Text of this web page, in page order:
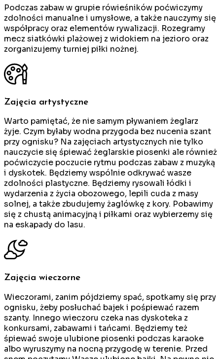
Podczas zabaw w grupie rówieśników poćwiczymy
zdolności manualne i umysłowe, a także nauczymy się
współpracy oraz elementów rywalizacji. Rozegramy
mecz siatkówki plażowej z widokiem na jezioro oraz
zorganizujemy turniej piłki nożnej.
Zajęcia artystyczne
Warto pamiętać, że nie samym pływaniem żeglarz
żyje. Czym byłaby wodna przygoda bez nucenia szant
przy ognisku? Na zajęciach artystycznych nie tylko
nauczycie się śpiewać żeglarskie piosenki ale również
poćwiczycie poczucie rytmu podczas zabaw z muzyką
i dyskotek. Będziemy wspólnie odkrywać wasze
zdolności plastyczne. Będziemy rysowali łódki i
wydarzenia z życia obozowego, lepili cuda z masy
solnej, a także zbudujemy żaglówkę z kory. Pobawimy
się z chustą animacyjną i piłkami oraz wybierzemy się
na eskapady do lasu.
Zajęcia wieczorne
Wieczorami, zanim pójdziemy spać, spotkamy się przy
ognisku, żeby posłuchać bajek i pośpiewać razem
szanty. Innego wieczoru czeka nas dyskoteka z
konkursami, zabawami i tańcami. Będziemy też
śpiewać swoje ulubione piosenki podczas karaoke
albo wyruszymy na nocną przygodę w terenie. Przed